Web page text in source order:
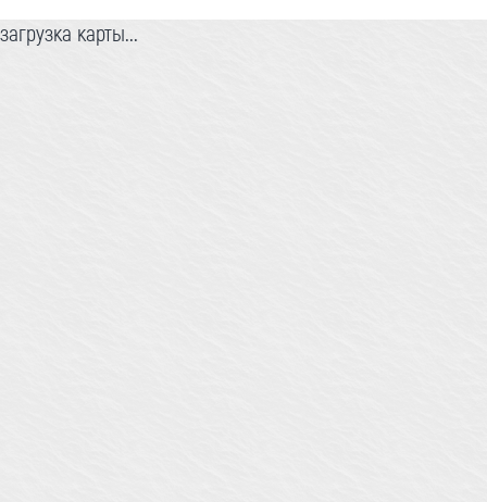
загрузка карты...